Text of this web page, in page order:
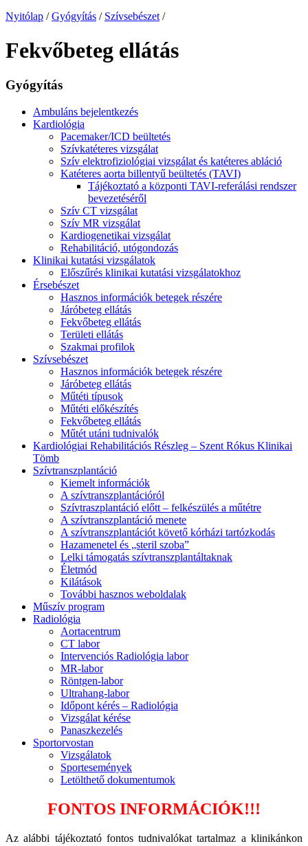
Nyitólap / Gyógyítás / Szívsebészet /
Fekvőbeteg ellátás
Gyógyítás
Ambuláns bejelentkezés
Kardiológia
Pacemaker/ICD beültetés
Szívkatéteres vizsgálat
Szív elektrofiziológiai vizsgálat és katéteres abláció
Katéteres aorta billentyű beültetés (TAVI)
Tájékoztató a központi TAVI-referálási rendszer
bevezetéséről
Szív CT vizsgálat
Szív MR vizsgálat
Kardiogenetikai vizsgálat
Rehabilitáció, utógondozás
Klinikai kutatási vizsgálatok
Előszűrés klinikai kutatási vizsgálatokhoz
Érsebészet
Hasznos információk betegek részére
Járóbeteg ellátás
Fekvőbeteg ellátás
Területi ellátás
Szakmai profilok
Szívsebészet
Hasznos információk betegek részére
Járóbeteg ellátás
Műtéti típusok
Műtéti előkészítés
Fekvőbeteg ellátás
Műtét utáni tudnivalók
Kardiológiai Rehabilitációs Részleg – Szent Rókus Klinikai
Tömb
Szívtranszplantáció
Kiemelt információk
A szívtranszplantációról
Szívtraszplantáció előtt – felkészülés a műtétre
A szívtranszplantáció menete
A szívtranszplantációt követő kórházi tartózkodás
Hazamenetel és „steril szoba”
Lelki támogatás szívtranszplantáltaknak
Életmód
Kilátások
További hasznos weboldalak
Műszív program
Radiológia
Aortacentrum
CT labor
Intervenciós Radiológia labor
MR-labor
Röntgen-labor
Ultrahang-labor
Időpont kérés – Radiológia
Vizsgálat kérése
Panaszkezelés
Sportorvostan
Vizsgálatok
Sportesemények
Letölthető dokumentumok
FONTOS INFORMÁCIÓK!!!
Az alábbi tájékoztató fontos tudnivalókat tartalmaz a klinikánkon